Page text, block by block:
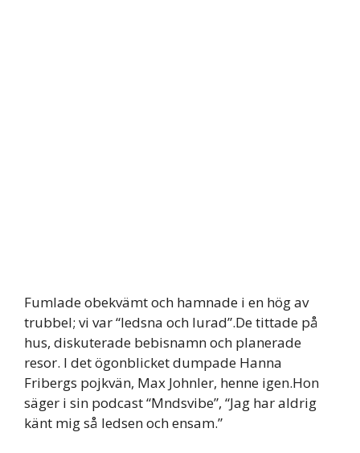
Fumlade obekvämt och hamnade i en hög av
trubbel; vi var “ledsna och lurad”.De tittade på
hus, diskuterade bebisnamn och planerade
resor. I det ögonblicket dumpade Hanna
Fribergs pojkvän, Max Johnler, henne igen.Hon
säger i sin podcast “Mndsvibe”, “Jag har aldrig
känt mig så ledsen och ensam.”